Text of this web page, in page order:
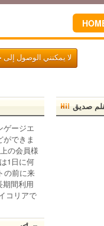
لا يمكنني الوصول
ゲージエ
できま
の会員様
1日に何
の前に来
期間利用
コリアで
صديق